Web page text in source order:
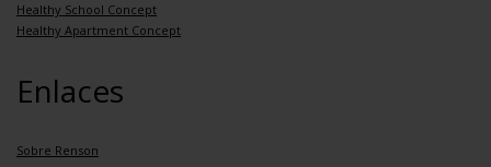
Healthy School Concept
Healthy Apartment Concept
Enlaces
Sobre Renson